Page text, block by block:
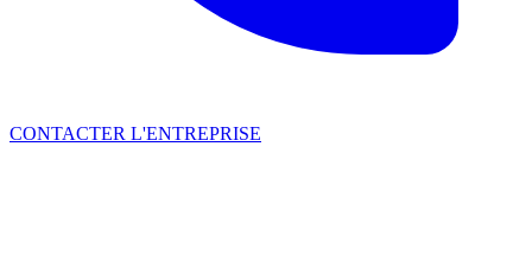
CONTACTER L'ENTREPRISE